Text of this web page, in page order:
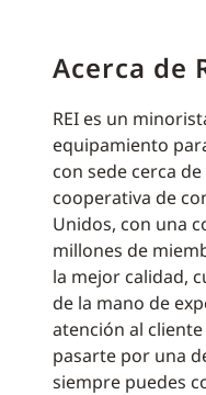
Acerca de
REI es un
equipamiento
con sede cerca
cooperativa de
Unidos, con una
millones de
la mejor calidad,
de la mano de
atención al
pasarte por una
siempre puedes